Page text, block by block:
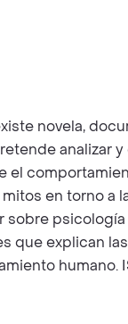
novela,
analizar
en torno
explican
humano.